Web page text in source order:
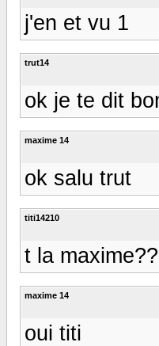
j'en et vu 1
trut14
ok je te dit
maxime 14
ok salu trut
titi14210
t la maxime??
maxime 14
oui titi